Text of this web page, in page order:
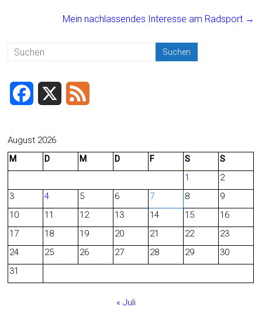
Mein nachlassendes Interesse am Radsport →
c
b
o
August 2026
M
D M D F S
S
1
2
3
4 5 6 7 8
9
10
11 12 13 14 15
16
17
18 19 20 21 22
23
24
25 26 27 28 29
30
31
« Juli